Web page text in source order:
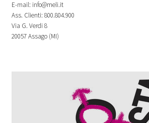
E-mail: info@meli.it
Ass. Clienti: 800.804.900
Via G. Verdi 8
20057 Assago (MI)